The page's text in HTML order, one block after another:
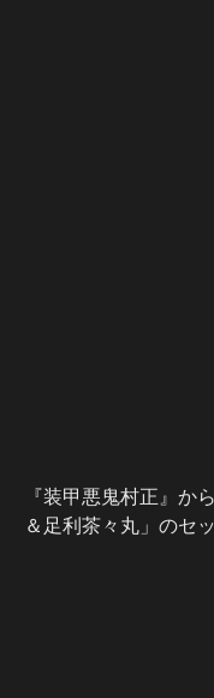
『装甲悪鬼村正』か
＆足利茶々丸」のセ